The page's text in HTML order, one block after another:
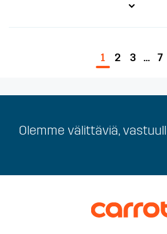
1 2 3 … 7
Olemme välittäviä,
Carrot on välittävä ja
kumppani.